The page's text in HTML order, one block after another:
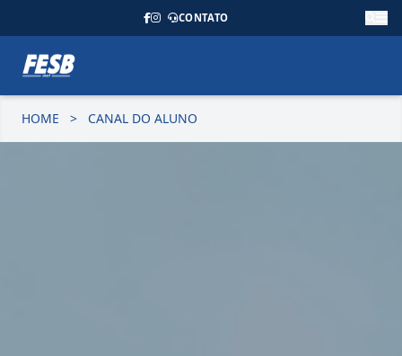
CONTATO
HOME > CANAL DO ALUNO